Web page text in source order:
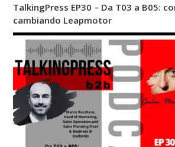
TalkingPress EP30 – Da T03 a B05:
cambiando Leapmotor